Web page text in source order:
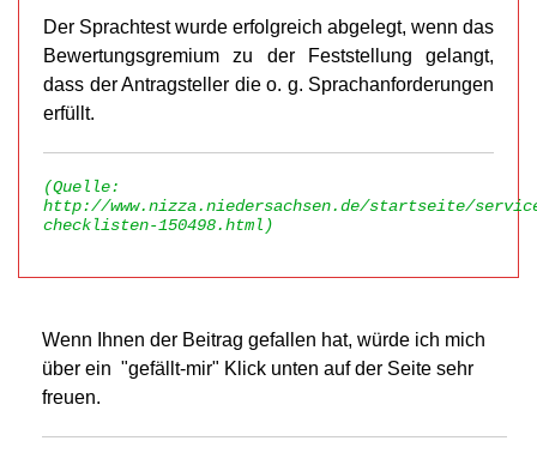
Der Sprachtest wurde erfolgreich abgelegt, wenn das
Bewertungsgremium zu der Feststellung gelangt,
dass der Antragsteller die o. g. Sprachanforderungen
erfüllt.
(Quelle:
http://www.nizza.niedersachsen.de/startseite/
checklisten-150498.html)
Wenn Ihnen der Beitrag gefallen hat, würde ich mich
über ein "gefällt-mir" Klick unten auf der Seite sehr
freuen.